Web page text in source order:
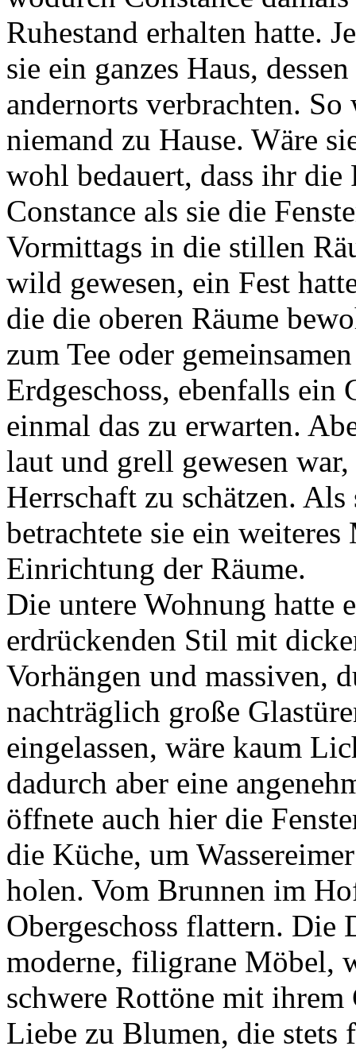
Ruhestand erhalten hatte.
sie ein ganzes Haus,
andernorts verbrachten.
niemand zu Hause. Wäre
wohl bedauert, dass ihr die
Constance als sie die
Vormittags in die stillen
wild gewesen, ein Fest
die die oberen Räume
zum Tee oder
Erdgeschoss, ebenfalls ein
einmal das zu erwarten.
laut und grell gewesen
Herrschaft zu schätzen.
betrachtete sie ein
Einrichtung der Räume.
Die untere Wohnung hatte
erdrückenden Stil mit
Vorhängen und massiven,
nachträglich große
eingelassen, wäre kaum
dadurch aber eine
öffnete auch hier die
die Küche, um
holen. Vom Brunnen im
Obergeschoss flattern. Die
moderne, filigrane Möbel,
schwere Rottöne mit
Liebe zu Blumen, die stets